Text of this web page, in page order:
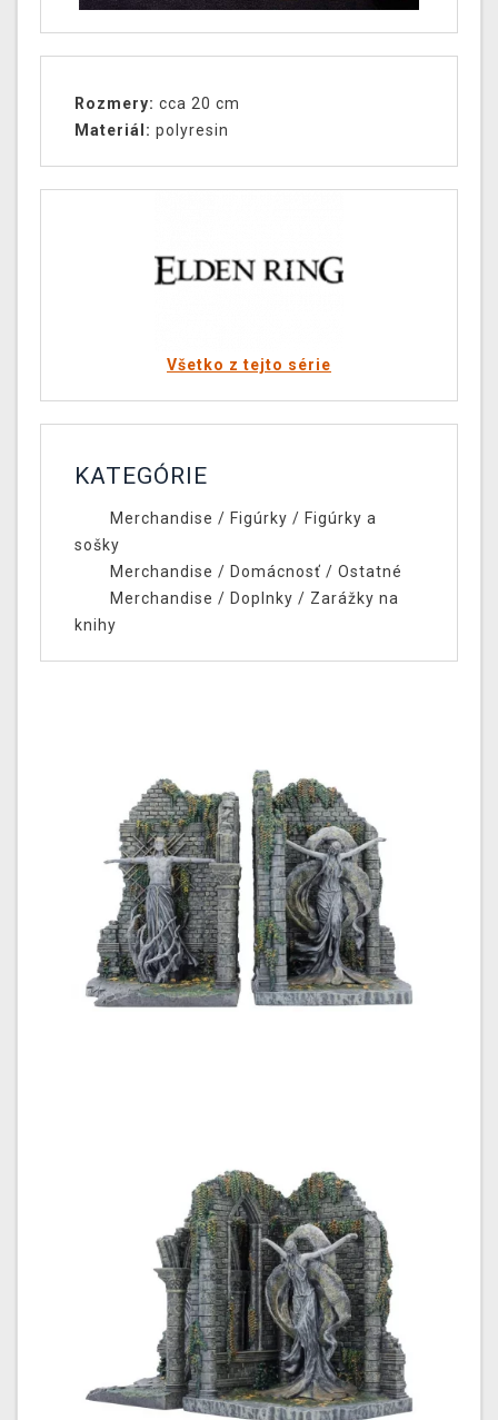
Rozmery: cca 20 cm
Materiál: polyresin
Všetko z tejto série
KATEGÓRIE
Merchandise / Figúrky / Figúrky a
sošky
Merchandise / Domácnosť / Ostatné
Merchandise / Doplnky / Zarážky na
knihy